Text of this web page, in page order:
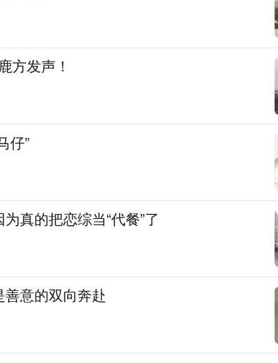
方发声！
仔”
真的把恋综当“代餐”了
意的双向奔赴